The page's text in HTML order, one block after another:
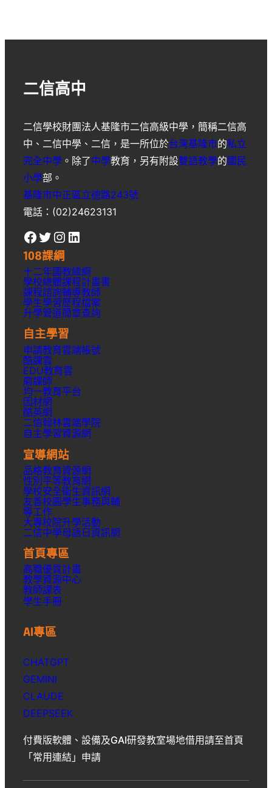
二信高中
二信學校財團法人基隆市二信高級中學 ，簡稱二信高
中 、 二信中學 、 二信 ，是一所位於台灣基隆市的私立
完全中學 。除了中學教育，另有附設雙語教學的國民
小學部。
基隆市中正區立德路243號
電話：(02)24623131
Facebook Twitter Instagram LinkedIn
108課綱
十二年國教總綱
學校總體課程計畫書
課程諮詢輔導教師
學生學習歷程檔案
升學管道簡章查詢
自主學習
申請教育雲端帳號
酷課雲
EDU教育雲
磨課師
均一教育平台
因材網
酷英網
二信翰林雲端學院
自主學習資源網
宣導網站
品格教育資源網
性別平等教育網
學校安全衛生資訊網
友善校園學生事務與輔
導工作
大專校院升學活動
二信中學母語日資訊網
首頁專區
高職優質計畫
教學資源中心
教師課表
學生手冊
AI專區
CHATGPT
GEMINI
CLAUDE
DEEPSEEK
付費版軟體、設備及GAI研發教室場地借用請至首頁
「常用連結」申請